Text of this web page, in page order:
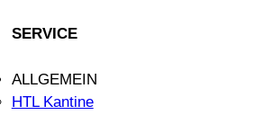
SERVICE
ALLGEMEIN
HTL Kantine